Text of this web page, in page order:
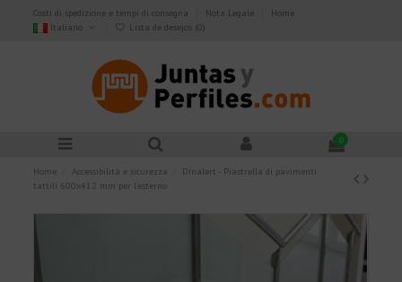
Costi di spedizione e tempi di consegna Nota Legale
Home
Italiano
Lista de desejos (0)
0
Home Accessibilità e sicurezza
Dinalert - Piastrella di pavimenti
tattili 600x412 mm per l'esterno